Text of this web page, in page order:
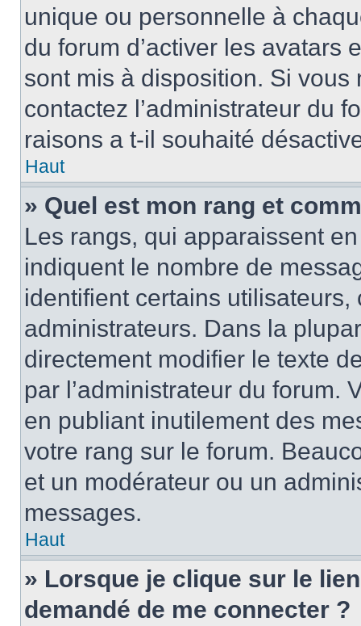
unique ou personnelle à
du forum d’activer les avatars
sont mis à disposition. Si vous
contactez l’administrateur du
raisons a t-il souhaité
Haut
» Quel est mon rang et
Les rangs, qui apparaissent
indiquent le nombre de
identifient certains
administrateurs. Dans la
directement modifier le texte
par l’administrateur du forum.
en publiant inutilement des
votre rang sur le forum.
et un modérateur ou un
messages.
Haut
» Lorsque je clique sur le
demandé de me connecter ?